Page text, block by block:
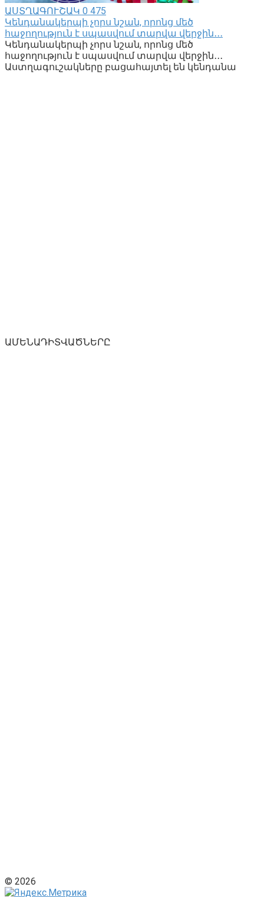
ԱՍՏՂԱԳՈՒՇԱԿ 0 475
Կենդանակերպի չորս նշան, որոնց մեծ
հաջողություն է սպասվում տարվա վերջին․․․
Կենդանակերպի չորս նշան, որոնց մեծ
հաջողություն է սպասվում տարվա վերջին․․․
Աստղագուշակները բացահայտել են կենդանա
ԱՄԵՆԱԴԻՏՎԱԾՆԵՐԸ
© 2026